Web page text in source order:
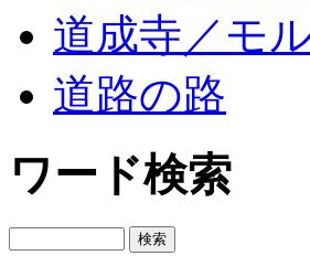
道成寺／モ
道路の路
ワード検索